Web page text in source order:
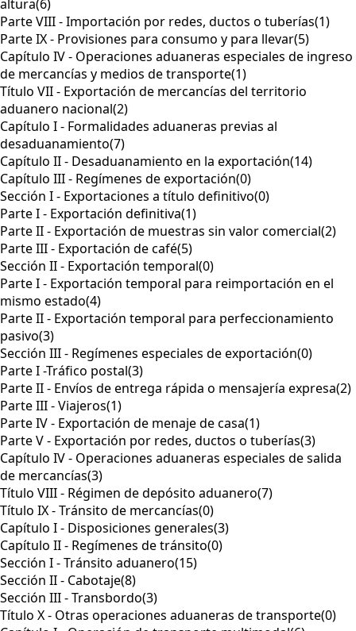
altura(6)
Parte VIII - Importación por redes, ductos o tuberías(1)
Parte IX - Provisiones para consumo y para llevar(5)
Capítulo IV - Operaciones aduaneras especiales de ingreso
de mercancías y medios de transporte(1)
Título VII - Exportación de mercancías del territorio
aduanero nacional(2)
Capítulo I - Formalidades aduaneras previas al
desaduanamiento(7)
Capítulo II - Desaduanamiento en la exportación(14)
Capítulo III - Regímenes de exportación(0)
Sección I - Exportaciones a título definitivo(0)
Parte I - Exportación definitiva(1)
Parte II - Exportación de muestras sin valor comercial(2)
Parte III - Exportación de café(5)
Sección II - Exportación temporal(0)
Parte I - Exportación temporal para reimportación en el
mismo estado(4)
Parte II - Exportación temporal para perfeccionamiento
pasivo(3)
Sección III - Regímenes especiales de exportación(0)
Parte I -Tráfico postal(3)
Parte II - Envíos de entrega rápida o mensajería expresa(2)
Parte III - Viajeros(1)
Parte IV - Exportación de menaje de casa(1)
Parte V - Exportación por redes, ductos o tuberías(3)
Capítulo IV - Operaciones aduaneras especiales de salida
de mercancías(3)
Título VIII - Régimen de depósito aduanero(7)
Título IX - Tránsito de mercancías(0)
Capítulo I - Disposiciones generales(3)
Capítulo II - Regímenes de tránsito(0)
Sección I - Tránsito aduanero(15)
Sección II - Cabotaje(8)
Sección III - Transbordo(3)
Título X - Otras operaciones aduaneras de transporte(0)